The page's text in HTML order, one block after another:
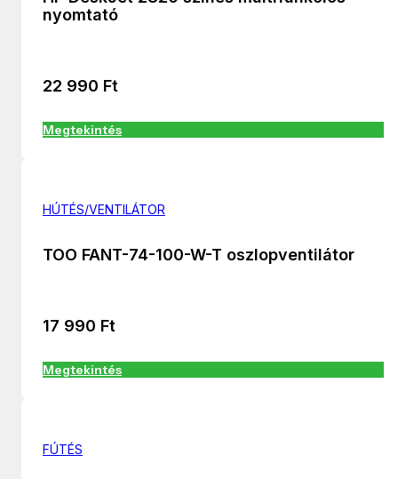
nyomtató
22 990 Ft
Megtekintés
HÚTÉS/VENTILÁTOR
TOO FANT-74-100-W-T oszlopventilátor
17 990 Ft
Megtekintés
FÚTÉS